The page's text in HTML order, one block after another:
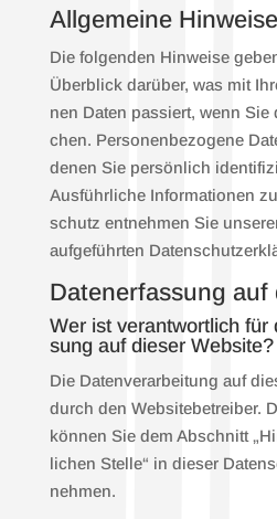
All­ge­mei­ne Hin­wei­se
Die fol­gen­den Hin­wei­se
Über­blick dar­über, was mit
nen Daten pas­siert, wenn
chen. Per­so­nen­be­zo­ge­ne
denen Sie per­sön­lich
Aus­führ­li­che Infor­ma­tio­nen
schutz ent­neh­men Sie
auf­ge­führ­ten
Daten­er­fas­sung auf
Wer ist ver­ant­wort­lich
sung auf die­ser Web­site?
Die Daten­ver­ar­bei­tung auf
durch den Web­site­be­trei­ber.
kön­nen Sie dem Abschnitt
li­chen Stel­le“ in die­ser
neh­men.